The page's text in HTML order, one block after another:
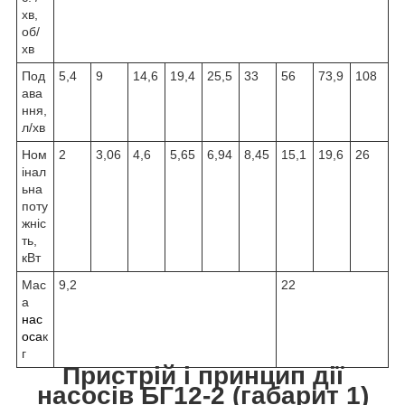
хв,
об/
хв
Под
ава
ння,
л/хв
5,4 9 14,6 19,4 25,5 33 56 73,9 108
Ном
інал
ьна
поту
жніс
ть,
кВт
2 3,06 4,6 5,65 6,94 8,45 15,1 19,6 26
Мас
а
нас
осак
г
9,2 22
Пристрій і принцип дії
насосів БГ12-2 (габарит 1)